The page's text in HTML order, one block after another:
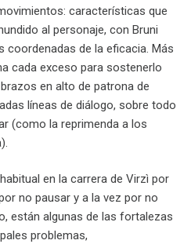
características que
al personaje, con Bruni
coordenadas de la eficacia. Más
cada exceso para sostenerlo
en alto de patrona de
líneas de diálogo, sobre todo
(como la reprimenda a los
en la carrera de Virzì por
no pausar y a la vez por no
están algunas de las fortalezas
problemas,